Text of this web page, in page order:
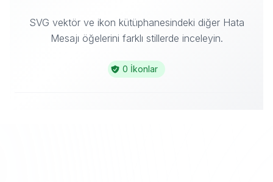
SVG vektör ve ikon kütüphanesindeki diğer Hata
Mesajı öğelerini farklı stillerde inceleyin.
0 İkonlar